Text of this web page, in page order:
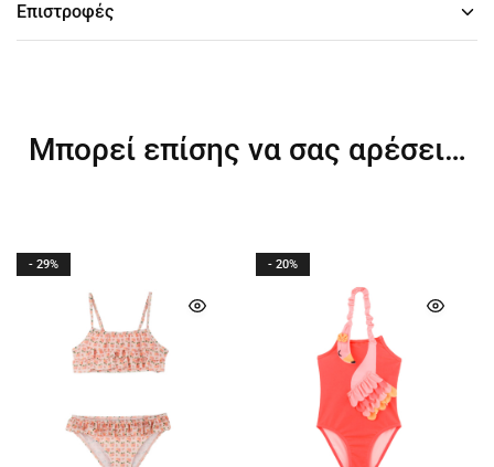
Επιστροφές
Μπορεί επίσης να σας αρέσει…
- 29% - 20%